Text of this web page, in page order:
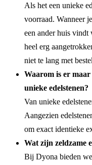
Als het een unieke
voorraad. Wanneer
een ander huis vindt
heel erg
niet te lang met
Waarom is er
unieke edelstenen?
Van unieke
Aangezien
om exact identieke
Wat zijn zeldzame
Bij Dyona bieden